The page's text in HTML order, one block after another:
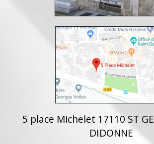
5 place Michelet 17110 ST
DIDONNE